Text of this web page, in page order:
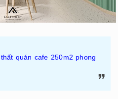
quán cafe 250m2 phong